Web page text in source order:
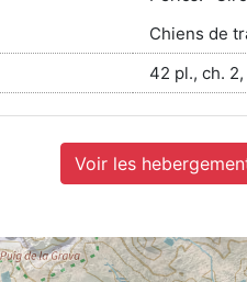
Chiens de
42 pl., ch.
Voir les